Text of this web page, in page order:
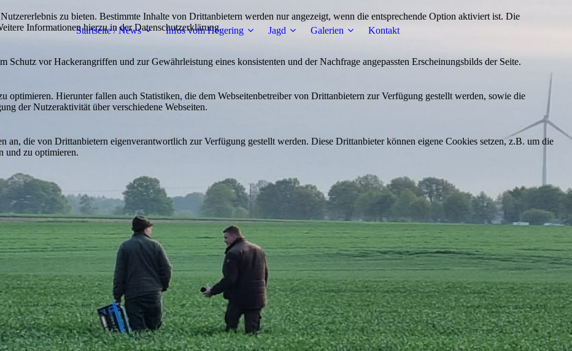
Startseite / News Infos vom Hegering Jagd Galerien Kontakt
zu bieten. Bestimmte Inhalte von Drittanbietern werden nur angezeigt, wenn die entsprechende Option aktiviert ist. Die
Informationen hierzu in der Datenschutzerklärung.
vor Hackerangriffen und zur Gewährleistung eines konsistenten und der Nachfrage angepassten Erscheinungsbilds der Seite.
optimieren. Hierunter fallen auch Statistiken, die dem Webseitenbetreiber von Drittanbietern zur Verfügung gestellt werden, sowie die
der Nutzeraktivität über verschiedene Webseiten.
an, die von Drittanbietern eigenverantwortlich zur Verfügung gestellt werden. Diese Drittanbieter können eigene Cookies setzen, z.B. um die
und zu optimieren.